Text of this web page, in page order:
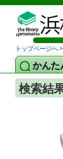
トップページへ >
かんた
検索結